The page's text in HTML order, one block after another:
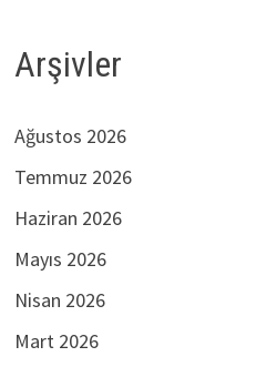
Arşivler
Ağustos 2026
Temmuz 2026
Haziran 2026
Mayıs 2026
Nisan 2026
Mart 2026